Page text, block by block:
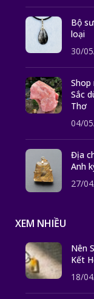
Bộ
loại
30/
Shop
Sắc
Thơ
04/
Địa
Anh
27/
XEM NHIỀU
Nên
Kết
18/